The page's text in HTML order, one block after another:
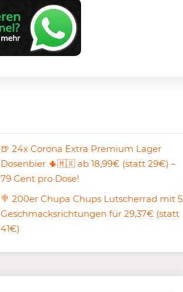
🍺 24x Corona Extra Premium Lager
Dosenbier 🌵🇲🇽 ab 18,99€ (statt 29€) –
79 Cent pro Dose!
🍭 200er Chupa Chups Lutscherrad mit 5
Geschmacksrichtungen für 29,37€ (statt
41€)